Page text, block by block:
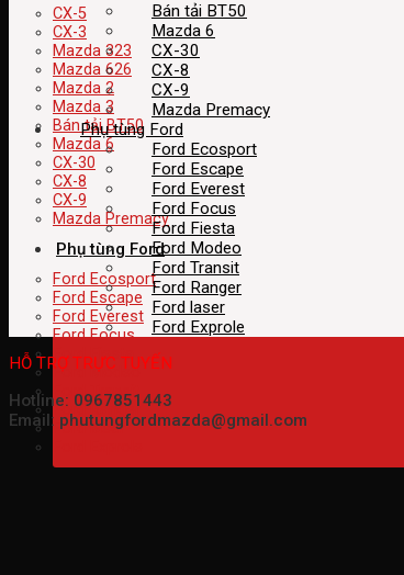
CX-5
CX-3
Mazda 323
Mazda 626
Mazda 2
Mazda 3
Bán tải BT50
Mazda 6
CX-30
CX-8
CX-9
Mazda Premacy
Phụ tùng Ford
Ford Ecosport
Ford Escape
Ford Everest
Ford Focus
Ford Fiesta
Ford Modeo
Ford Transit
Ford Ranger
Ford laser
Bán tải BT50
Mazda 6
CX-30
CX-8
CX-9
Mazda Premacy
Phụ tùng Ford
Ford Ecosport
Ford Escape
Ford Everest
Ford Focus
Ford Fiesta
Ford Modeo
Ford Transit
Ford Ranger
Ford laser
Ford Exprole
HỖ TRỢ TRỰC TUYẾN
Hotline: 0967851443
Email: phutungfordmazda@gmail.com